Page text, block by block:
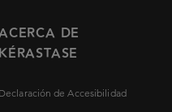
DE
KÉRASTASE
Declaración de Accesibilidad